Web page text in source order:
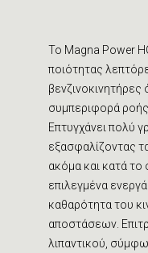
Το Magna Power
ποιότητας
βενζινοκινητήρες
συμπεριφορά
Επτυγχάνει πολύ
εξασφαλίζοντας
ακόμα και κατά το
επιλεγμένα
καθαρότητα του
αποστάσεων.
λιπαντικού,